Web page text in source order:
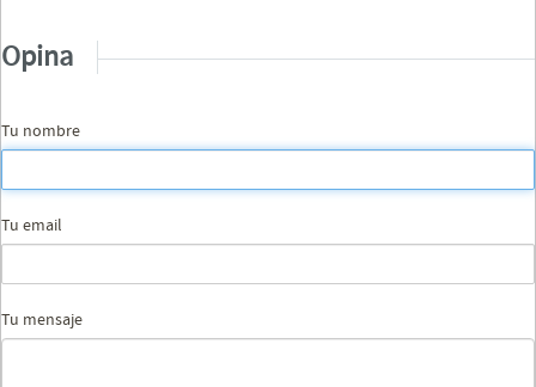
Opina
Tu nombre
Tu email
Tu mensaje